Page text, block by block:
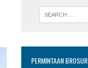
PERMINTAAN BROSUR